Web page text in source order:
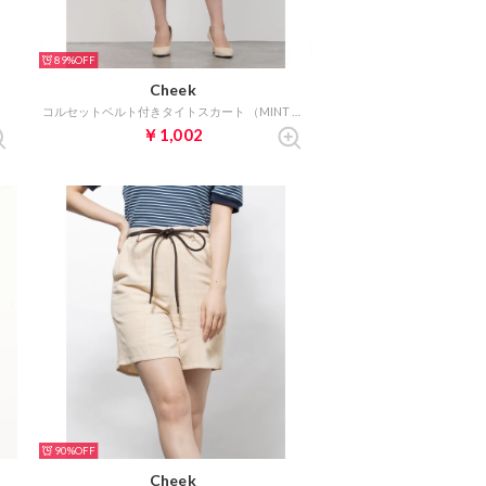
89%
Cheek
￥1,002
90%
Cheek